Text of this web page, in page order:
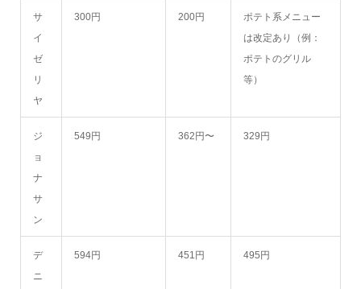
サ
イ
ゼ
リ
ヤ
300円 200円
ポテト系メニュー
は改定あり（例：
ポテトのグリル
等）
ジ
ョ
ナ
サ
ン
549円 362円〜 329円
デ
ニ
594円 451円 495円